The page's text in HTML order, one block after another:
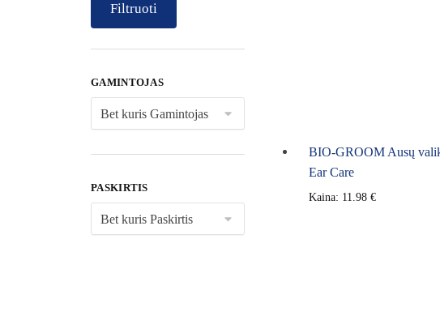
BIO-GROOM Ausų
Ear Care
Kaina: 11.98 €
Filtruoti
GAMINTOJAS
PASKIRTIS